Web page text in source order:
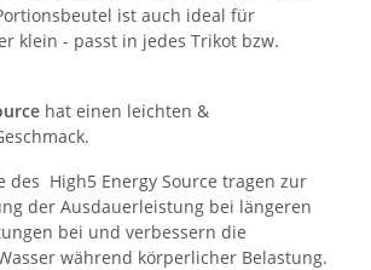
ist auch ideal für
klein - passt in jedes Trikot bzw.
hat einen leichten &
des High5 Energy Source tragen zur
der Ausdauerleistung bei längeren
bei und verbessern die
während körperlicher Belastung.